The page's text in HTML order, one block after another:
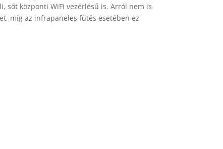
sőt központi WiFi vezérlésű is. Arról nem is
míg az infrapaneles fűtés esetében ez